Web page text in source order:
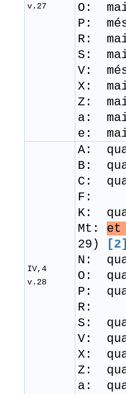
v.27
O:
P:
R:
S:
V:
​X:
Z:
a:
e:
IV,4
v.28
A:
B:
C:
F:
K:
Mt: et
29)
[2]
N:
O:
P:
R:
S:
V:
X:
Z:
a: